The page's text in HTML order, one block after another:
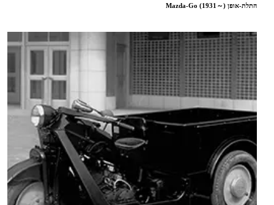
התלת-אופן Mazda-Go (1931～)